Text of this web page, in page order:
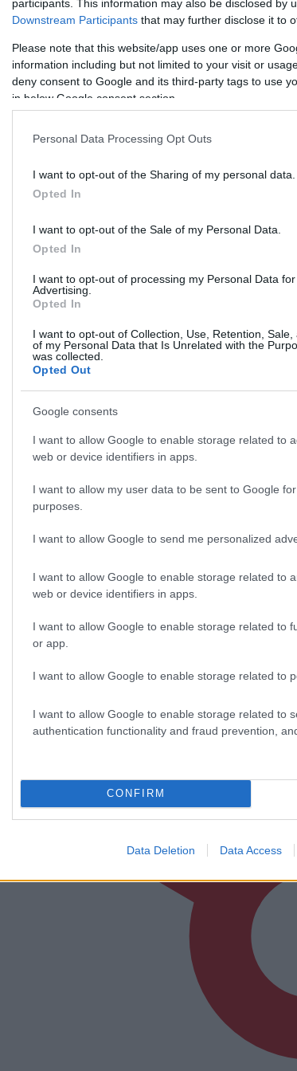
participants. This information may also be disclosed by
Downstream Participants that may further disclose it to
Please note that this website/app uses one or more
information including but not limited to your visit or
deny consent to Google and its third-party tags to use
in below Google consent section.
Personal Data Processing Opt Outs
I want to opt-out of the Sharing of my personal data.
Opted In
I want to opt-out of the Sale of my Personal Data.
Opted In
I want to opt-out of processing my Personal Data for
Advertising.
Opted In
I want to opt-out of Collection, Use, Retention, Sale,
of my Personal Data that Is Unrelated with the
was collected.
Opted Out
Google consents
I want to allow Google to enable storage related to
web or device identifiers in apps.
I want to allow my user data to be sent to Google
purposes.
I want to allow Google to send me personalized
I want to allow Google to enable storage related to
web or device identifiers in apps.
I want to allow Google to enable storage related to
or app.
I want to allow Google to enable storage related to
I want to allow Google to enable storage related to
authentication functionality and fraud prevention,
CONFIRM
Data Deletion Data Access
vyzdvihnout. Takže tady jsou ti
technikou. Klobouk dolů, grafulujeme.
Grohová
„zde“:http://http://bit.ly/bnlm-vysledky
49334333848_fcd0cb0c39.jpg *]
SkiTour volnou technikou)